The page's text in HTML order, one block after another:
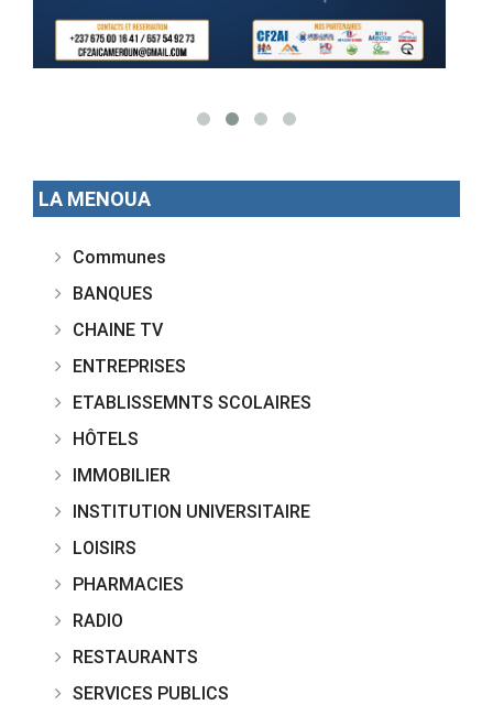
LA MENOUA
Communes
BANQUES
CHAINE TV
ENTREPRISES
ETABLISSEMNTS SCOLAIRES
HÔTELS
IMMOBILIER
INSTITUTION UNIVERSITAIRE
LOISIRS
PHARMACIES
RADIO
RESTAURANTS
SERVICES PUBLICS